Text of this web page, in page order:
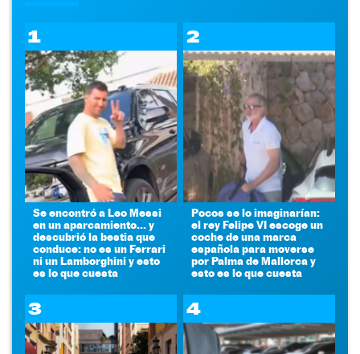
1
Se encontró a Leo Messi
en un aparcamiento... y
descubrió la bestia que
conduce: no es un Ferrari
ni un Lamborghini y esto
es lo que cuesta
2
Pocos se lo imaginarían:
el rey Felipe VI escoge un
coche de una marca
española para moverse
por Palma de Mallorca y
esto es lo que cuesta
3 4